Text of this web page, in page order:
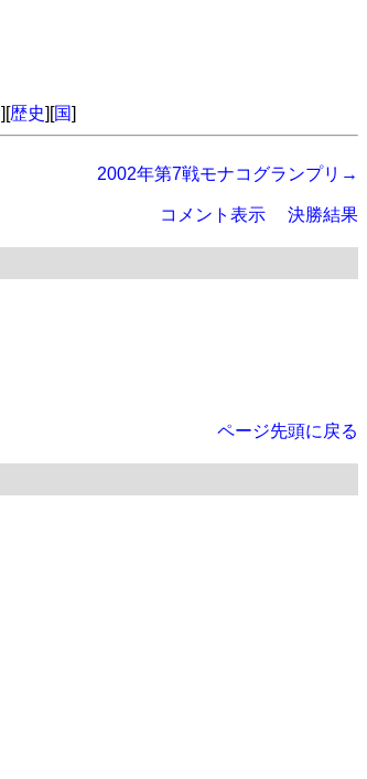
][歴史][国]
2002年第7戦モナコグランプリ→
コメント表示 決勝結果
ページ先頭に戻る